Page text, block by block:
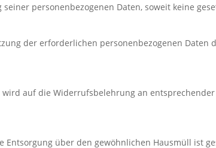
personenbezogenen Daten, soweit keine
der erforderlichen personenbezogenen Daten
auf die Widerrufsbelehrung an entsprechender
über den gewöhnlichen Hausmüll ist